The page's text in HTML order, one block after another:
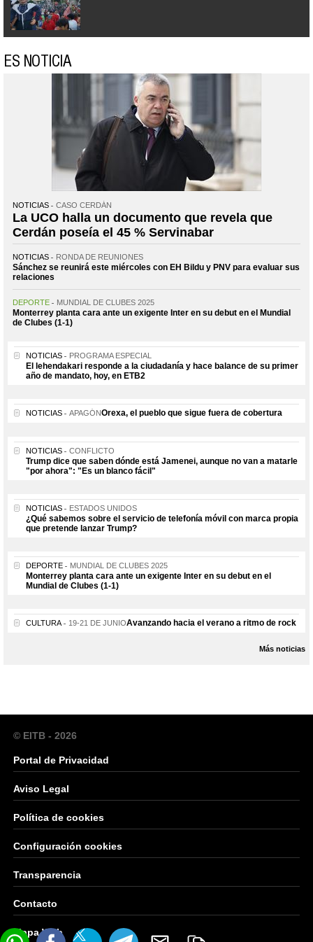
ES NOTICIA
NOTICIAS CASO CERDÁN
La UCO halla un documento que revela que
Cerdán poseía el 45 % Servinabar
NOTICIAS RONDA DE REUNIONES
Sánchez se reunirá este miércoles con EH Bildu y PNV para evaluar sus
relaciones
DEPORTE MUNDIAL DE CLUBES 2025
Monterrey planta cara ante un exigente Inter en su debut en el Mundial
de Clubes (1-1)
NOTICIAS PROGRAMA ESPECIAL
El lehendakari responde a la ciudadanía y hace balance de su primer
año de mandato, hoy, en ETB2
NOTICIAS APAGÓNOrexa, el pueblo que sigue fuera de cobertura
NOTICIAS CONFLICTO
Trump dice que saben dónde está Jamenei, aunque no van a matarle
"por ahora": "Es un blanco fácil"
NOTICIAS ESTADOS UNIDOS
¿Qué sabemos sobre el servicio de telefonía móvil con marca propia
que pretende lanzar Trump?
DEPORTE MUNDIAL DE CLUBES 2025
Monterrey planta cara ante un exigente Inter en su debut en el
Mundial de Clubes (1-1)
CULTURA 19-21 DE JUNIOAvanzando hacia el verano a ritmo de rock
Más noticias
© EITB - 2026
Portal de Privacidad
Aviso Legal
Política de cookies
Configuración cookies
Transparencia
Contacto
Mapa Web